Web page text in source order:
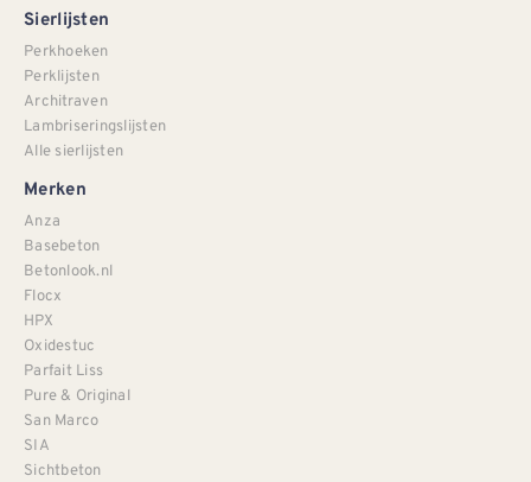
Sierlijsten
Perkhoeken
Perklijsten
Architraven
Lambriseringslijsten
Alle sierlijsten
Merken
Anza
Basebeton
Betonlook.nl
Flocx
HPX
Oxidestuc
Parfait Liss
Pure & Original
San Marco
SIA
Sichtbeton